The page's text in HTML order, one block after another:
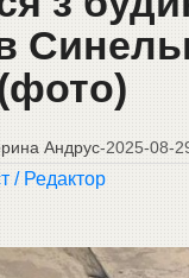
Андрус-2025-08-
/ Редактор